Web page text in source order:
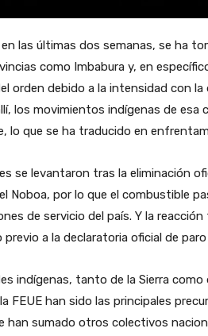
las últimas dos semanas, se ha
como Imbabura y, en
orden debido a la intensidad con
los movimientos indígenas de
lo que se ha traducido en
se levantaron tras la eliminación
Noboa, por lo que el combustible
de servicio del país. Y la
a la declaratoria oficial de
indígenas, tanto de la Sierra
FEUE han sido las principales
han sumado otros colectivos